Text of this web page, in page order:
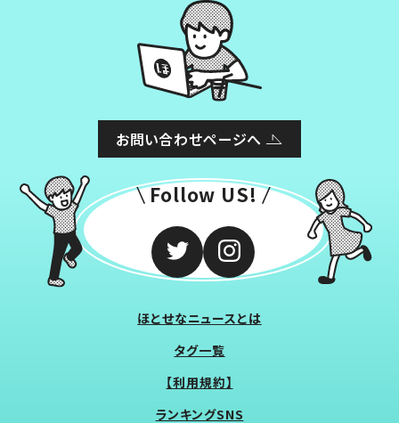
お問い合わせページへ
Follow US!
ほとせなニュースとは
タグ一覧
【利用規約】
ランキングSNS